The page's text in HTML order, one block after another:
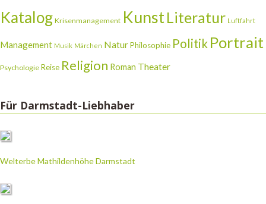
Katalog Krisenmanagement KunstLiteratur Luftfahrt
Management Musik Märchen NaturPhilosophie Politik Portrait
Psychologie Reise Religion Roman Theater
Für Darmstadt-Liebhaber
Welterbe Mathildenhöhe Darmstadt